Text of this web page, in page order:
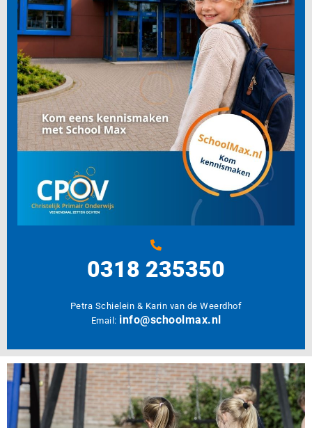
0318 235350
Petra Schielein & Karin van de Weerdhof
Email: info@schoolmax.nl